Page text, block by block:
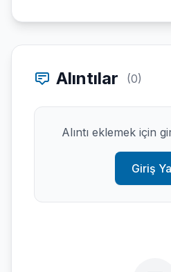
Alıntılar (0)
Alıntı eklemek için
Giriş